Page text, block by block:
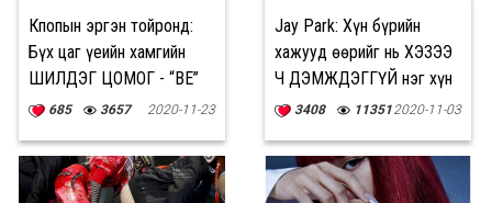
Кпопын эргэн тойронд:
Бүх цаг үеийн хамгийн
ШИЛДЭГ ЦОМОГ - “BE”
685 3657 2020-11-23
Jay Park: Хүн бүрийн
хажууд өөрийг нь ХЭЗЭЭ
Ч ДЭМЖДЭГГҮЙ нэг хүн
байдаг
3408 113512020-11-03